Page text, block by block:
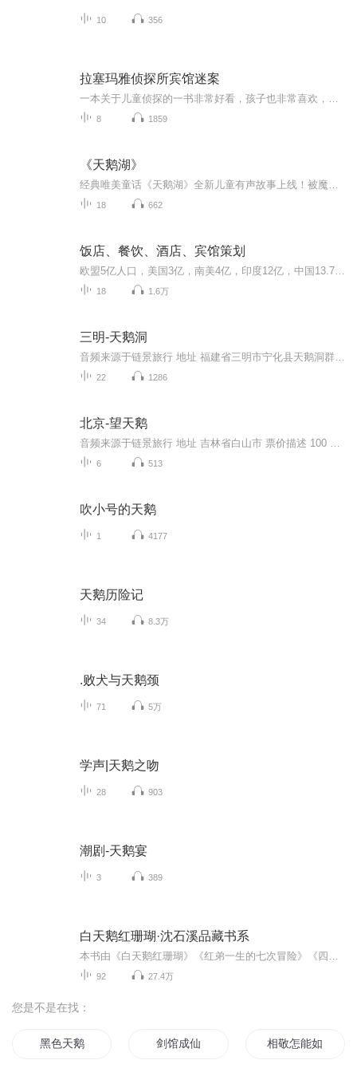
10 356
拉塞玛雅侦探所宾馆迷案
8 1859
《天鹅湖》
18 662
饭店、餐饮、酒店、宾馆策划
18 1.6万
三明-天鹅洞
22 1286
北京-望天鹅
6 513
吹小号的天鹅
1 4177
天鹅历险记
34 8.3万
.败犬与天鹅颈
71 5万
学声|天鹅之吻
28 903
潮剧-天鹅宴
3 389
白天鹅红珊瑚·沈石溪品藏书系
92 27.4万
您是不是在找：
黑色天鹅 剑馆成仙 相敬怎能如宾